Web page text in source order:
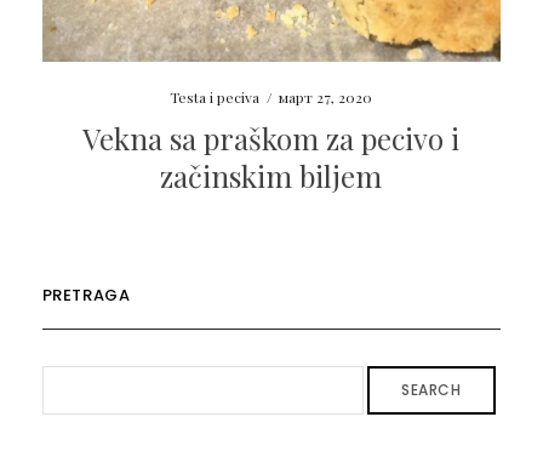
Testa i peciva / март 27, 2020
Vekna sa praškom za pecivo i
začinskim biljem
PRETRAGA
SEARCH